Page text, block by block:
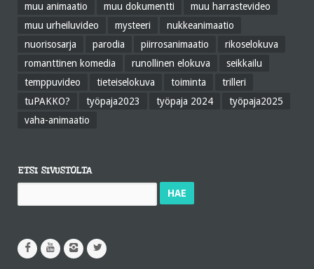
muu animaatio
muu dokumentti
muu harrastevideo
muu urheiluvideo
mysteeri
nukkeanimaatio
nuorisosarja
parodia piirrosanimaatio
rikoselokuva
romanttinen komedia
runollinen elokuva
seikkailu
temppuvideo
tieteiselokuva toiminta
trilleri
tuPAKKO?
työpaja2023 työpaja 2024
työpaja2025
vaha-animaatio
ETSI SIVUSTOLTA